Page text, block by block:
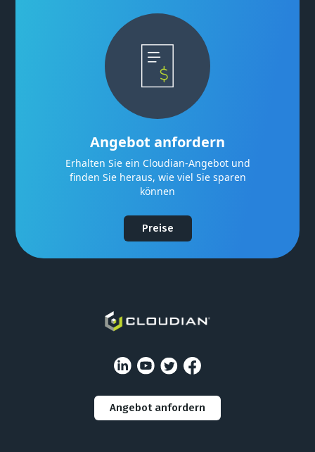
Angebot anfordern
Erhalten Sie ein Cloudian-Angebot und
finden Sie heraus, wie viel Sie sparen
können
Preise
Angebot anfordern